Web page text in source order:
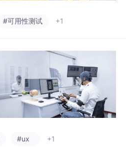
#可用性测试 +1
#ux +1